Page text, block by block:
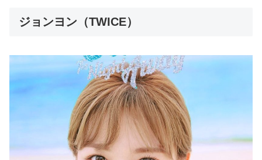
ジョンヨン（TWICE）